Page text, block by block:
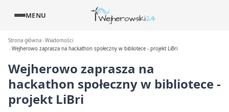
MENU
Strona główna Wiadomości
Wejherowo zaprasza na hackathon społeczny w bibliotece - projekt LiBri
Wejherowo zaprasza na
hackathon społeczny w bibliotece -
projekt LiBri